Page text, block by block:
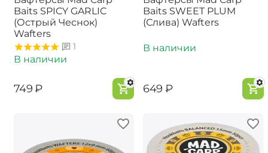
Baits SPICY GARLIC
(Острый Чеснок)
Wafters
1
В наличии
‍749‍ ₽
Baits SWEET PLUM
(Слива) Wafters
В наличии
‍649‍ ₽